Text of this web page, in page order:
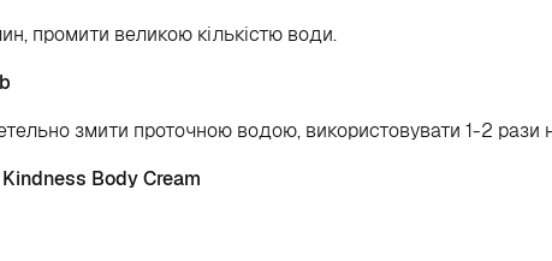
промити великою кількістю води.
змити проточною водою, використовувати 1-2 рази
Body Cream